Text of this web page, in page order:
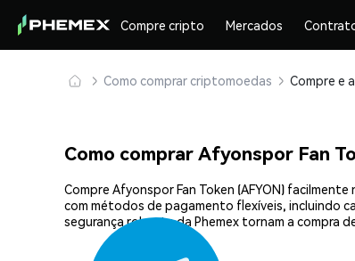
Compre cripto Mercados
Como comprar criptomoedas
Como comprar Afyonspor Fan
Compre Afyonspor Fan Token (AFYON)
com métodos de pagamento flexíveis, incluindo
segurança robusta da Phemex tornam a compra